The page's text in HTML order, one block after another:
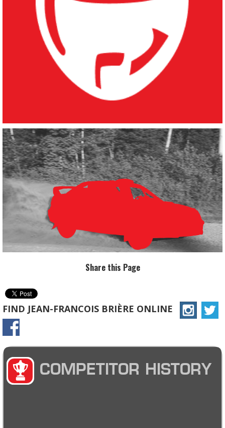
Share this Page
FIND JEAN-FRANCOIS BRIÈRE ONLINE
COMPETITOR HISTORY